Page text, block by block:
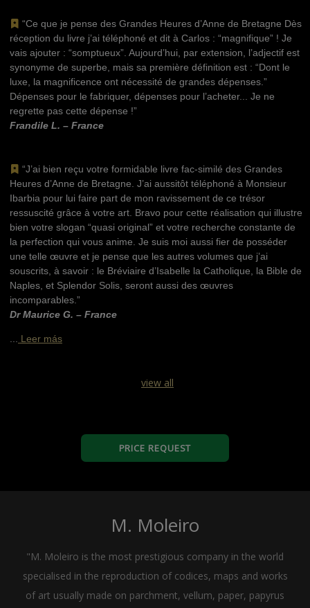
“Ce que je pense des Grandes Heures d’Anne de Bretagne Dès
réception du livre j’ai téléphoné et dit à Carlos : “magnifique” ! Je
vais ajouter : “somptueux”. Aujourd’hui, par extension, l’adjectif est
synonyme de superbe, mais sa première définition est : “Dont le
luxe, la magnificence ont nécessité de grandes dépenses.”
Dépenses pour le fabriquer, dépenses pour l’acheter... Je ne
regrette pas cette dépense !”
Frandile L. – France
“J’ai bien reçu votre formidable livre fac-similé des Grandes
Heures d’Anne de Bretagne. J’ai aussitôt téléphoné à Monsieur
Ibarbia pour lui faire part de mon ravissement de ce trésor
ressuscité grâce à votre art. Bravo pour cette réalisation qui illustre
bien votre slogan “quasi original” et votre recherche constante de
la perfection qui vous anime. Je suis moi aussi fier de posséder
une telle œuvre et je pense que les autres volumes que j’ai
souscrits, à savoir : le Bréviaire d’Isabelle la Catholique, la Bible de
Naples, et Splendor Solis, seront aussi des œuvres
incomparables.”
Dr Maurice G. – France
Leer más
view all
PRICE REQUEST
M. Moleiro
"M. Moleiro is the most prestigious company in the world
specialised in the reproduction of codices, maps and works
of art usually made on parchment, vellum, paper, papyrus